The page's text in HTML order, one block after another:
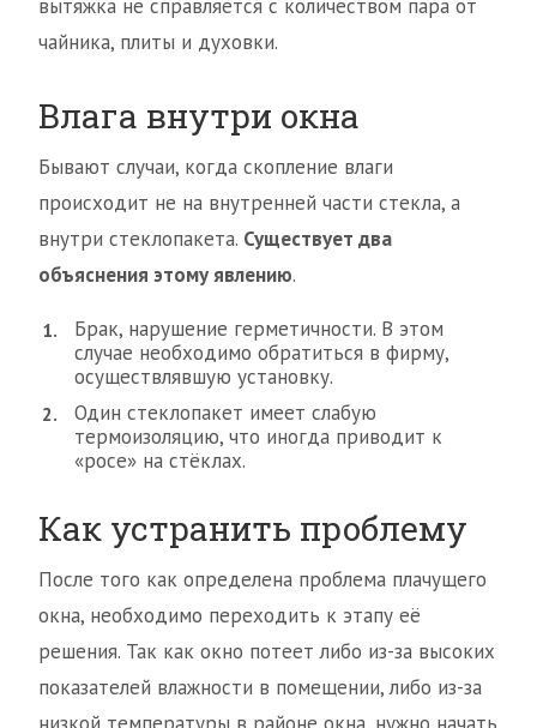
вытяжка не справляется с количеством пара от
чайника, плиты и духовки.
Влага внутри окна
Бывают случаи, когда скопление влаги
происходит не на внутренней части стекла, а
внутри стеклопакета. Существует два
объяснения этому явлению.
Брак, нарушение герметичности. В этом
случае необходимо обратиться в фирму,
осуществлявшую установку.
Один стеклопакет имеет слабую
термоизоляцию, что иногда приводит к
«росе» на стёклах.
Как устранить проблему
После того как определена проблема плачущего
окна, необходимо переходить к этапу её
решения. Так как окно потеет либо из-за высоких
показателей влажности в помещении, либо из-за